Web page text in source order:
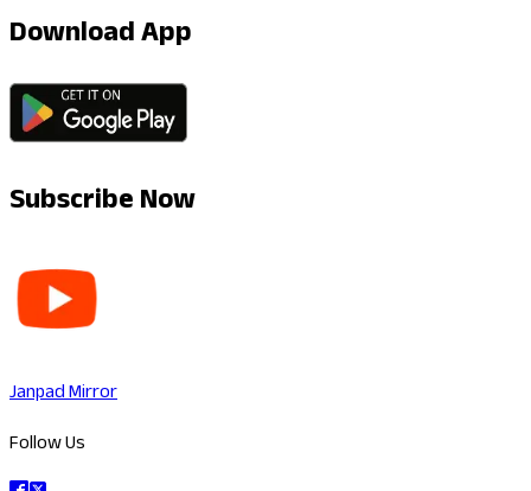
Download App
Subscribe Now
Janpad Mirror
Follow Us